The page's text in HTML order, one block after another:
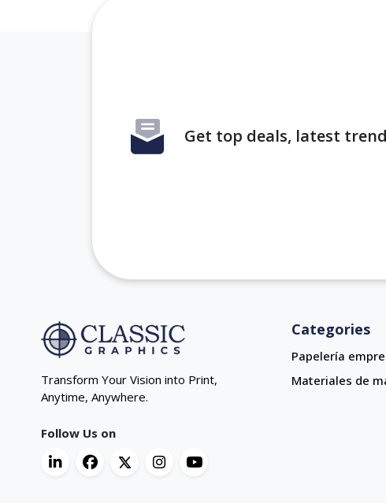
Get top deals, latest
Transform Your Vision into Print,
Anytime, Anywhere.
Follow Us on
Categories
Papelería
Materiales de